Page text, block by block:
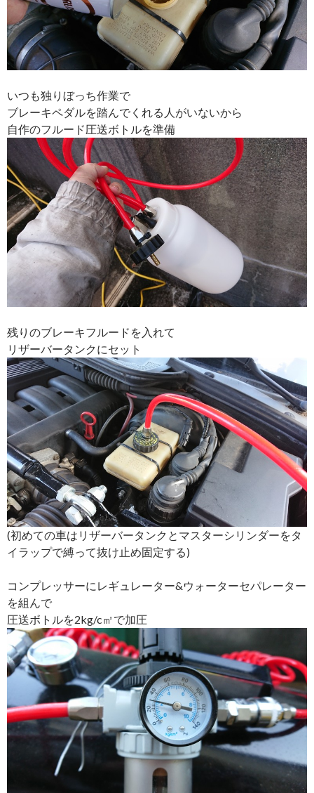
いつも独りぼっち作業で
ブレーキペダルを踏んでくれる人がいないから
自作のフルード圧送ボトルを準備
残りのブレーキフルードを入れて
リザーバータンクにセット
(初めての車はリザーバータンクとマスターシリンダーをタ
イラップで縛って抜け止め固定する)
コンプレッサーにレギュレーター&ウォーターセパレーター
を組んで
圧送ボトルを2kg/c㎡で加圧